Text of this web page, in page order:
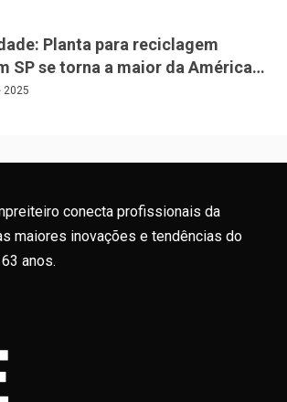
Planta para reciclagem
SP se torna a maior da América
2025
conecta profissionais da
maiores inovações e tendências do
anos.